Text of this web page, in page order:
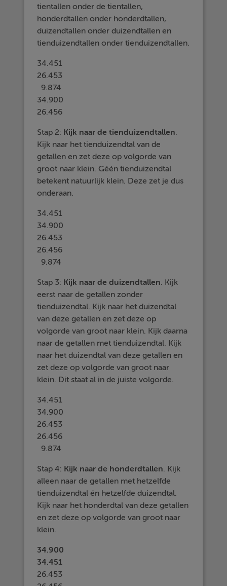
tientallen onder de tientallen,
honderdtallen onder honderdtallen,
duizendtallen onder duizendtallen en
tienduizendtallen onder tienduizendtallen.
34.451
26.453
9.874
34.900
26.456
Stap 2: Kijk naar de tienduizendtallen.
Kijk naar het tienduizendtal van de
getallen en zet deze op volgorde van
groot naar klein. Géén tienduizendtal
betekent natuurlijk klein. Deze zet je dus
onderaan.
34.451
34.900
26.453
26.456
9.874
Stap 3: Kijk naar de duizendtallen. Kijk
eerst naar de getallen zonder
tienduizendtal. Kijk naar het duizendtal
van deze getallen en zet deze op
volgorde van groot naar klein. Kijk daarna
naar de getallen met tienduizendtal. Kijk
naar het duizendtal van deze getallen en
zet deze op volgorde van groot naar
klein. Dit staat al in de juiste volgorde.
34.451
34.900
26.453
26.456
9.874
Stap 4: Kijk naar de honderdtallen. Kijk
alleen naar de getallen met hetzelfde
tienduizendtal én hetzelfde duizendtal.
Kijk naar het honderdtal van deze getallen
en zet deze op volgorde van groot naar
klein.
34.900
34.451
26.453